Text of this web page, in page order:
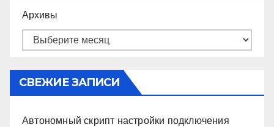
Архивы
СВЕЖИЕ ЗАПИСИ
Автономный скрипт настройки подключения